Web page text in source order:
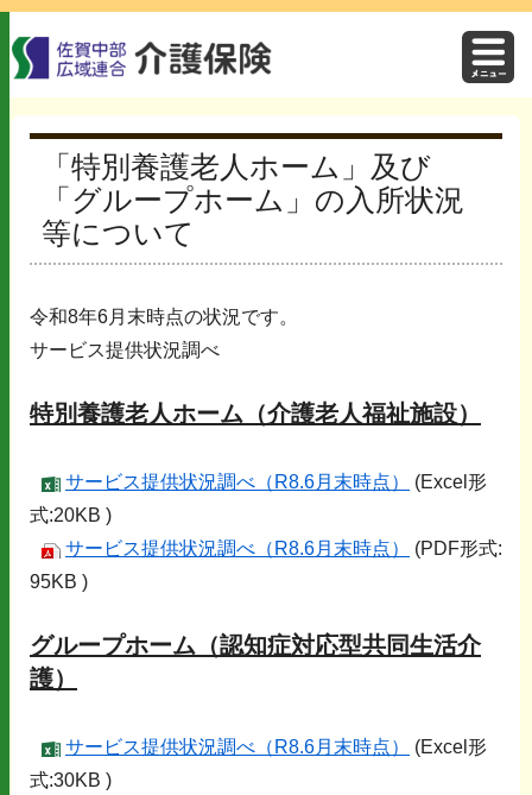
「特別養護老人ホーム」及び
「グループホーム」の入所状況
等について
令和8年6月末時点の状況です。
サービス提供状況調べ
特別養護老人ホーム（介護老人福祉施設）
サービス提供状況調べ（R8.6月末時点）
(Excel形
式:20KB )
サービス提供状況調べ（R8.6月末時点）
(PDF形式:
95KB )
グループホーム（認知症対応型共同生活介
護）
サービス提供状況調べ（R8.6月末時点）
(Excel形
式:30KB )